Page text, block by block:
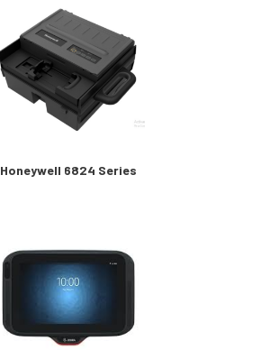
Honeywell 6824 Series